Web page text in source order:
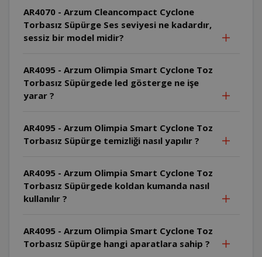
AR4070 - Arzum Cleancompact Cyclone
Torbasız Süpürge Ses seviyesi ne kadardır,
sessiz bir model midir?
AR4095 - Arzum Olimpia Smart Cyclone Toz
Torbasız Süpürgede led gösterge ne işe
yarar ?
AR4095 - Arzum Olimpia Smart Cyclone Toz
Torbasız Süpürge temizliği nasıl yapılır ?
AR4095 - Arzum Olimpia Smart Cyclone Toz
Torbasız Süpürgede koldan kumanda nasıl
kullanılır ?
AR4095 - Arzum Olimpia Smart Cyclone Toz
Torbasız Süpürge hangi aparatlara sahip ?